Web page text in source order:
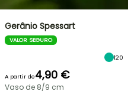
Gerânio Spessart
VALOR SEGURO
120
A partir de4,90 €
Vaso de 8/9 cm